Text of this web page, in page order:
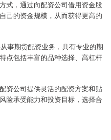
式，通过向配资公司借用资金股
己的资金规模，从而获得更高的
事期货配资业务，具有专业的期
点包括丰富的品种选择、高杠杆
资公司提供灵活的配资方案和贴
险承受能力和投资目标，选择合